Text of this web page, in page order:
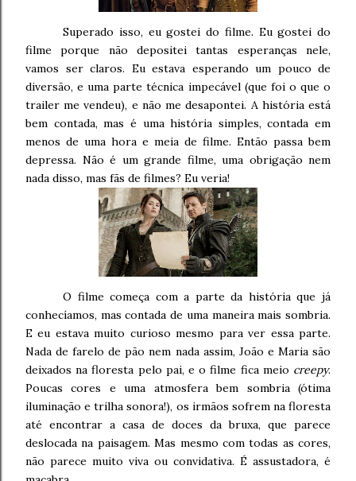
Superado isso, eu gostei do filme. Eu gostei do
filme porque não depositei tantas esperanças nele,
vamos ser claros. Eu estava esperando um pouco de
diversão, e uma parte técnica impecável (que foi o que o
trailer me vendeu), e não me desapontei. A história está
bem contada, mas é uma história simples, contada em
menos de uma hora e meia de filme. Então passa bem
depressa. Não é um grande filme, uma obrigação nem
nada disso, mas fãs de filmes? Eu veria!
O filme começa com a parte da história que já
conhecíamos, mas contada de uma maneira mais sombria.
E eu estava muito curioso mesmo para ver essa parte.
Nada de farelo de pão nem nada assim, João e Maria são
deixados na floresta pelo pai, e o filme fica meio creepy.
Poucas cores e uma atmosfera bem sombria (ótima
iluminação e trilha sonora!), os irmãos sofrem na floresta
até encontrar a casa de doces da bruxa, que parece
deslocada na paisagem. Mas mesmo com todas as cores,
não parece muito viva ou convidativa. É assustadora, é